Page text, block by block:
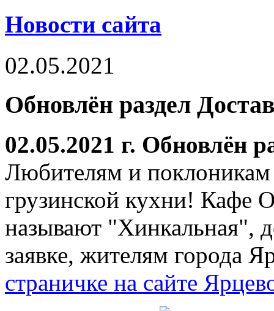
Новости сайта
02.05.2021
Обновлён раздел
02.05.2021 г. Обновлён
Любителям и поклоникам
грузинской кухни! Кафе
называют "Хинкальная",
заявке, жителям города
страничке на сайте